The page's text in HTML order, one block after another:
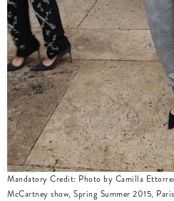
Mandatory Credit: Photo by Camilla
McCartney show, Spring Summer 2015,